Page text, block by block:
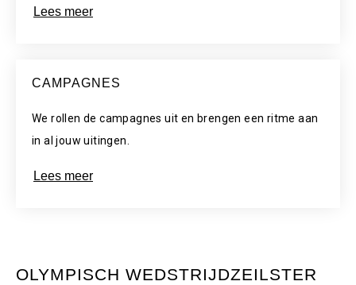
Lees meer
CAMPAGNES
We rollen de campagnes uit en brengen een ritme aan
in al jouw uitingen.
Lees meer
OLYMPISCH WEDSTRIJDZEILSTER